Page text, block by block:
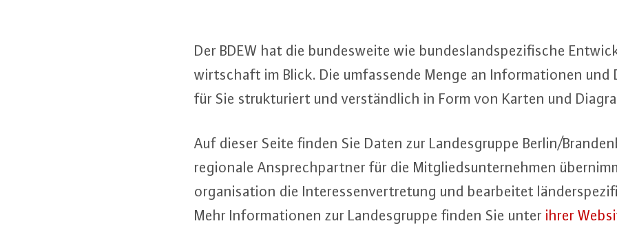
Der BDEW hat die bun­des­wei­te wie bun­des­land­spe­zi­fi­sche
wirt­schaft im Blick. Die um­fas­sen­de Menge an In­for­ma­tio­nen und
für Sie struk­tu­riert und ver­ständ­lich in Form von Karten und
Auf dieser Seite finden Sie Daten zur Lan­des­grup­pe Berlin/
regionale An­sprech­part­ner für die Mit­glieds­un­ter­neh­men
or­ga­ni­sa­ti­on die In­ter­es­sen­ver­tre­tung und be­ar­bei­tet
Mehr In­for­ma­tio­nen zur Lan­des­grup­pe finden Sie unter ihrer